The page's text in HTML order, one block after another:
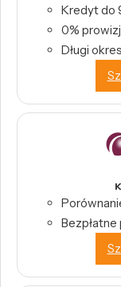
Kredyt do
0%
Długi